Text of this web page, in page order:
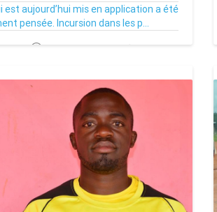
est aujourd’hui mis en application a été
pensée. Incursion dans les p...
19 Par MenouActu 2